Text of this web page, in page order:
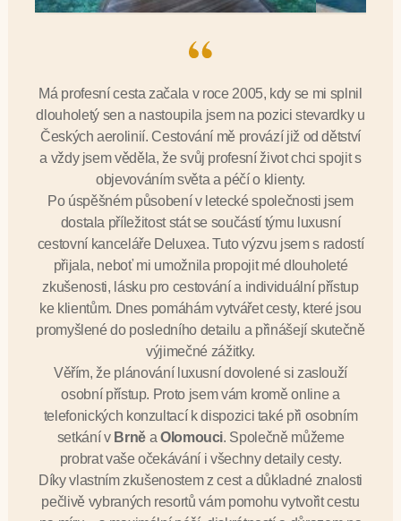
Má profesní cesta začala v roce 2005, kdy se mi splnil
dlouholetý sen a nastoupila jsem na pozici stevardky u
Českých aerolinií. Cestování mě provází již od dětství
a vždy jsem věděla, že svůj profesní život chci spojit s
objevováním světa a péčí o klienty.
Po úspěšném působení v letecké společnosti jsem
dostala příležitost stát se součástí týmu luxusní
cestovní kanceláře Deluxea. Tuto výzvu jsem s radostí
přijala, neboť mi umožnila propojit mé dlouholeté
zkušenosti, lásku pro cestování a individuální přístup
ke klientům. Dnes pomáhám vytvářet cesty, které jsou
promyšlené do posledního detailu a přinášejí skutečně
výjimečné zážitky.
Věřím, že plánování luxusní dovolené si zaslouží
osobní přístup. Proto jsem vám kromě online a
telefonických konzultací k dispozici také při osobním
setkání v Brněa Olomouci. Společně můžeme
probrat vaše očekávání i všechny detaily cesty.
Díky vlastním zkušenostem z cest a důkladné znalosti
pečlivě vybraných resortů vám pomohu vytvořit cestu